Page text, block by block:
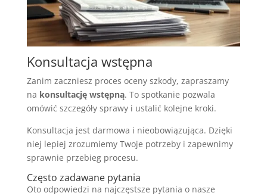
Konsultacja wstępna
Zanim zaczniesz proces oceny szkody, zapraszamy
na konsultację wstępną. To spotkanie pozwala
omówić szczegóły sprawy i ustalić kolejne kroki.
Konsultacja jest darmowa i nieobowiązująca. Dzięki
niej lepiej zrozumiemy Twoje potrzeby i zapewnimy
sprawnie przebieg procesu.
Często zadawane pytania
Oto odpowiedzi na najczęstsze pytania o nasze